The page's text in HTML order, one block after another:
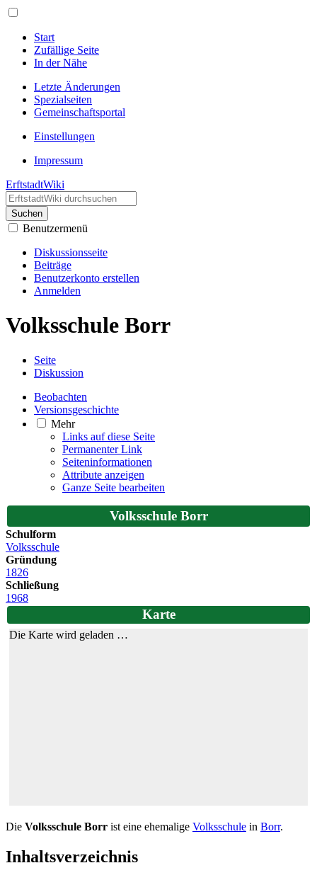
Start
Zufällige Seite
In der Nähe
Letzte Änderungen
Spezialseiten
Gemeinschafts­portal
Einstellungen
Impressum
ErftstadtWiki
Suchen
Benutzermenü
Diskussionsseite
Beiträge
Benutzerkonto erstellen
Anmelden
Volksschule Borr
Seite
Diskussion
Beobachten
Versionsgeschichte
Mehr
Links auf diese Seite
Permanenter Link
Seiten­­informationen
Attribute anzeigen
Ganze Seite bearbeiten
Volksschule Borr
Schulform
Volksschule
Gründung
1826
Schließung
1968
Karte
Die Karte wird geladen …
Die Volksschule Borr ist eine ehemalige Volksschule in Borr.
Inhaltsverzeichnis